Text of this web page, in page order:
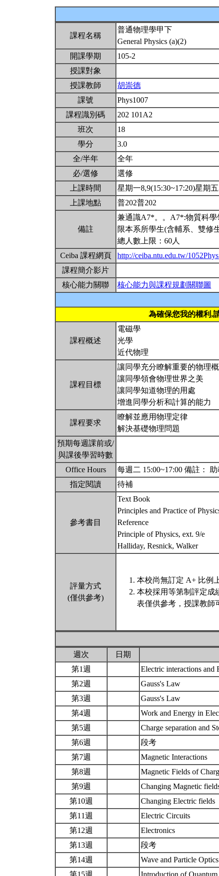
課程名稱
普通物理學甲下
General Physics (a)(2)
開課學期
105-2
授課對象
授課教師
胡崇德
課號
Phys1007
課程識別碼
202 101A2
班次
18
學分
3.0
全/半年
全年
必/選修
選修
上課時間
星期一8,9(15:30~17:20)星期
上課地點
普202普202
備註
兼通識A7*。。A7*:物質科
限本系所學生(含輔系、雙修
總人數上限：60人
Ceiba 課程網頁
http://ceiba.ntu.edu.tw/
課程簡介影片
核心能力關聯
核心能力與課程規劃關聯圖
為確保您我的權利,
課程概述
電磁學
光學
近代物理
課程目標
讓同學充分瞭解重要的物理
讓同學領會物理世界之美
讓同學知道物理的用處
增進同學分析和計算的能力
課程要求
瞭解並應用物理定律
解決基礎物理問題
預期每週課前或/
與課後學習時數
Office Hours
每週二 15:00~17:00 備註：
指定閱讀
待補
參考書目
Text Book
Principles and Practice of
Reference
Principle of Physics, ext. 9/e
Halliday, Resnick, Walker
評量方式
(僅供參考)
本校尚無訂定 A+ 比例
本校採用等第制評定成
表僅供參考，授課教師
週次
日期
第1週
Electric interactions and
第2週
Gauss's Law
第3週
Gauss's Law
第4週
Work and Energy in
第5週
Charge separation and
第6週
段考
第7週
Magnetic Interactions
第8週
Magnetic Fields of
第9週
Changing Magnetic
第10週
Changing Electric fields
第11週
Electric Circuits
第12週
Electronics
第13週
段考
第14週
Wave and Particle
第15週
Introduction of